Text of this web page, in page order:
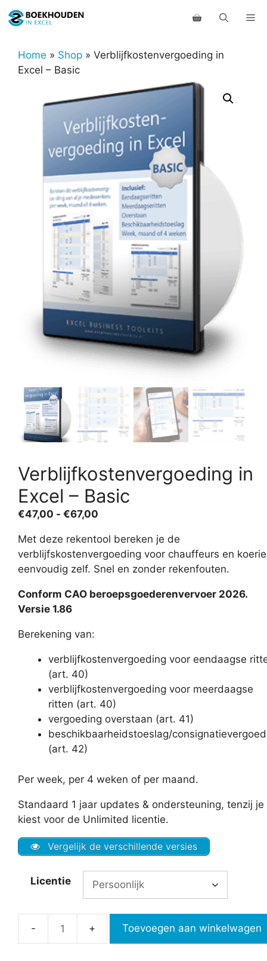
naar
inhoudHome » Shop » Verblijfkostenvergoeding in
Excel – Basic
Verblijfkostenvergoeding in
Excel – Basic
€47,00 - €67,00
tot
€67,00
Met deze rekentool bereken je de
verblijfskostenvergoeding voor chauffeurs en
eenvoudig zelf. Snel en zonder rekenfouten.
Conform CAO beroepsgoederenvervoer 2026.
Versie 1.86
Berekening van:
verblijfkostenvergoeding voor eendaagse
(art. 40)
verblijfkostenvergoeding voor meerdaagse
ritten (art. 40)
vergoeding overstaan (art. 41)
beschikbaarheidstoeslag/
(art. 42)
Per week, per 4 weken of per maand.
Standaard 1 jaar updates & ondersteuning, tenzij je
kiest voor de Unlimited licentie.
Vergelijk de verschillende versies
Licentie
Verblijfkostenvergoeding
Toevoegen aan winkelwagen